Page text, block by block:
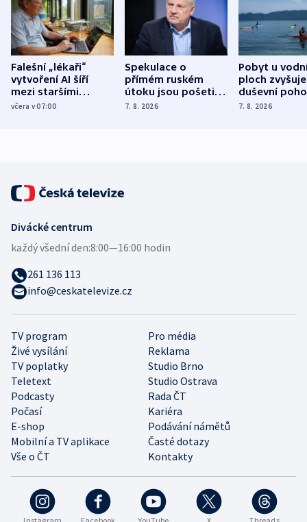
Falešní „lékaři“
vytvoření AI šíří
mezi staršími
Poláky nebezpečné
včera v 07:00
Spekulace o
přímém ruském
útoku jsou pošetilé,
míní estonský
7. 8. 2026
Pobyt u
ploch zvyšuje
duševní
ukázala
7. 8. 2026
TV program
Pro média
Živé vysílání
Reklama
TV poplatky
Studio Brno
Teletext
Studio Ostrava
Podcasty
Rada ČT
Počasí
Kariéra
E-shop
Podávání námětů
Mobilní a TV aplikace
Časté dotazy
Vše o ČT
Kontakty
Divácké centrum
každý všední den:8:00—16:00 hodin
261 136 113
info@ceskatelevize.cz